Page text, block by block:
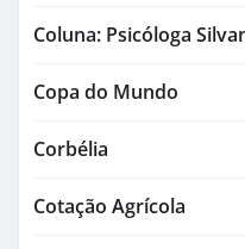
Coluna: Psicóloga
Copa do Mundo
Corbélia
Cotação Agrícola